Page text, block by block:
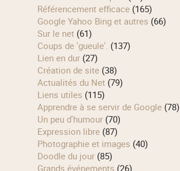
Référencement efficace(165)
Google Yahoo Bing et autres (66)
Sur le net(61)
Coups de 'gueule'. (137)
Lien en dur(27)
Création de site(38)
Actualités du Net(79)
Liens utiles (115)
Apprendre à se servir de Google(78)
Un peu d'humour(70)
Expression libre(87)
Photographie et images (40)
Doodle du jour(85)
Grands événements (26)